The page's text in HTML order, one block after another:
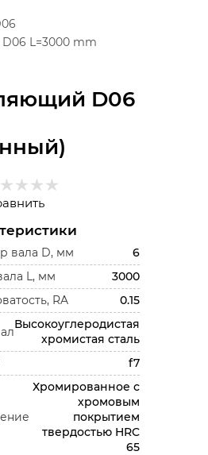
D06
L=3000 mm
вала D, мм
6
L, мм
3000
RA
0.15
Высокоуглеродистая
хромистая сталь
f7
Хромированное с
хромовым
покрытием
твердостью HRC
65